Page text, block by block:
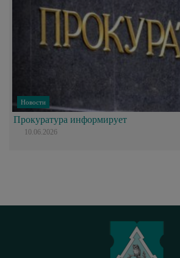
Новости
Прокуратура информирует
10.06.2026